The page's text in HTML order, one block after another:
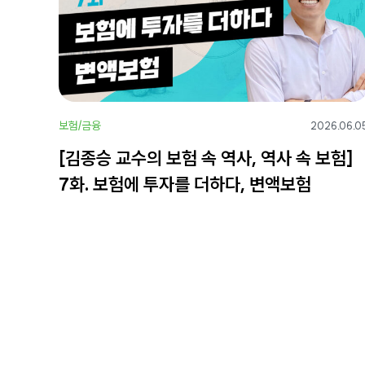
보험/금융
[김종승 교수의 보험 속 역사, 역사 속 보험]
7화. 보험에 투자를 더하다, 변액보험